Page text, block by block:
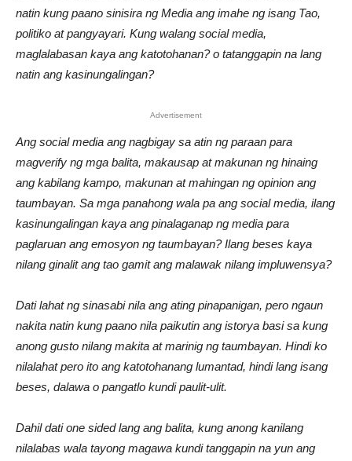
natin kung paano sinisira ng Media ang imahe ng isang Tao,
politiko at pangyayari. Kung walang social media,
maglalabasan kaya ang katotohanan? o tatanggapin na lang
natin ang kasinungalingan?
Advertisement
Ang social media ang nagbigay sa atin ng paraan para
magverify ng mga balita, makausap at makunan ng hinaing
ang kabilang kampo, makunan at mahingan ng opinion ang
taumbayan. Sa mga panahong wala pa ang social media, ilang
kasinungalingan kaya ang pinalaganap ng media para
paglaruan ang emosyon ng taumbayan? Ilang beses kaya
nilang ginalit ang tao gamit ang malawak nilang impluwensya?
Dati lahat ng sinasabi nila ang ating pinapanigan, pero ngaun
nakita natin kung paano nila paikutin ang istorya basi sa kung
anong gusto nilang makita at marinig ng taumbayan. Hindi ko
nilalahat pero ito ang katotohanang lumantad, hindi lang isang
beses, dalawa o pangatlo kundi paulit-ulit.
Dahil dati one sided lang ang balita, kung anong kanilang
nilalabas wala tayong magawa kundi tanggapin na yun ang